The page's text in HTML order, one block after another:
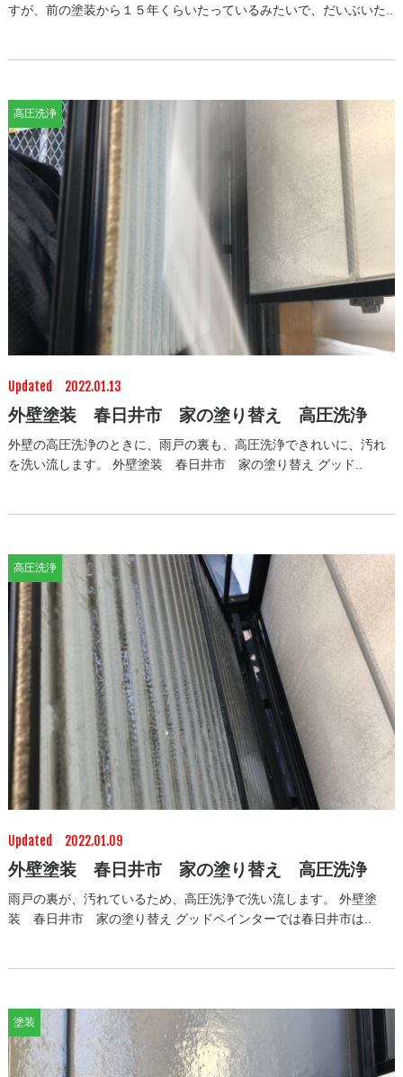
すが、前の塗装から１５年くらいたっているみたいで、だいぶいた..
高圧洗浄
Updated 2022.01.13
外壁塗装 春日井市 家の塗り替え 高圧洗浄
外壁の高圧洗浄のときに、雨戸の裏も、高圧洗浄できれいに、汚れ
を洗い流します。 外壁塗装 春日井市 家の塗り替え グッド..
高圧洗浄
Updated 2022.01.09
外壁塗装 春日井市 家の塗り替え 高圧洗浄
雨戸の裏が、汚れているため、高圧洗浄で洗い流します。 外壁塗
装 春日井市 家の塗り替え グッドペインターでは春日井市は..
塗装